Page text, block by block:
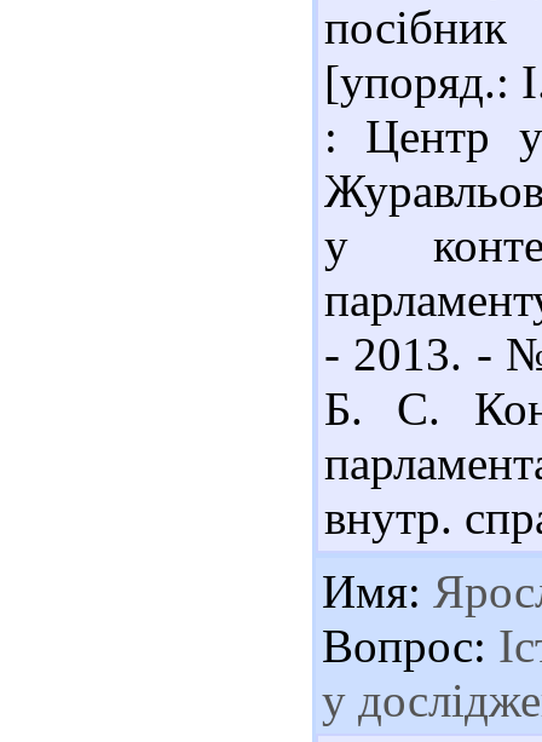
[упоряд.:
: Центр
у
- 2013. -
Б. С.
внутр.
Имя:
Вопрос:
у